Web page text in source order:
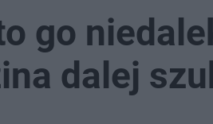
go
dalej